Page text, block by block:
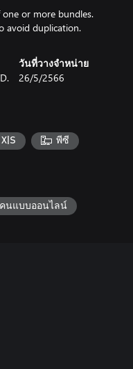
or more bundles.
avoid duplication.
วันที่วางจำหน่าย
26/5/2566
พีซี
นแบบออนไลน์